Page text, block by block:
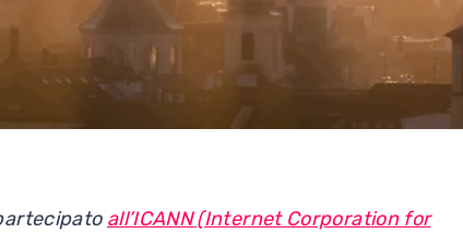
all’ICANN (Internet Corporation for